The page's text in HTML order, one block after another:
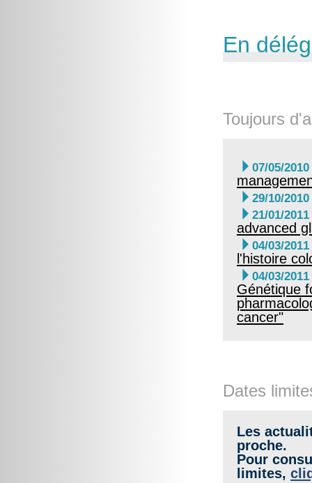
En
Toujours
 07/05/2010
 29/10/2010
 21/01/2011
advanced
 04/03/2011
l'histoire
 04/03/2011
Génétique
cancer"
Dates
Les
proche.
Pour
limites,